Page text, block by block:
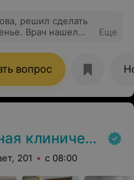
решил сделать
Врач нашел
и тянуть с
В больнице
ковида даже у
Хочу
профессионализм
Еще
вопрос
больница
201 с 08:00